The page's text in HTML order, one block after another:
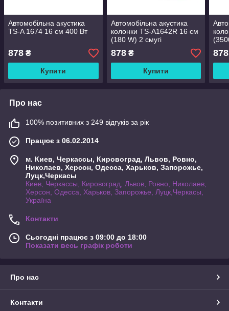
Автомобільна акустика
TS-A 1674 16 см 400 Вт
878 ₴
Купити
Автомобільна акустика
колонки TS-A1642R 16 см
(180 W) 2 смугі
878₴
Купити
878
Про нас
100% позитивних з 249 відгуків за рік
Працює з 06.02.2014
м. Киев, Черкассы, Кировоград, Львов, Ровно,
Николаев, Херсон, Одесса, Харьков, Запорожье,
Луцк,Черкасы
Киев, Черкассы, Кировоград, Львов, Ровно, Николаев,
Херсон, Одесса, Харьков, Запорожье, Луцк,Черкасы,
Україна
Контакти
Сьогодні працює з 09:00 до 18:00
Показати весь графік роботи
Про нас
Контакти